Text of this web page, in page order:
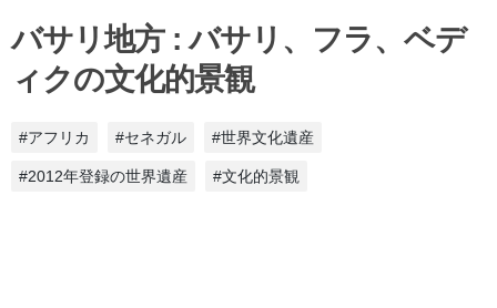
バサリ地方 : バサリ、フラ、ベデ
ィクの文化的景観
#アフリカ #セネガル #世界文化遺産
#2012年登録の世界遺産 #文化的景観